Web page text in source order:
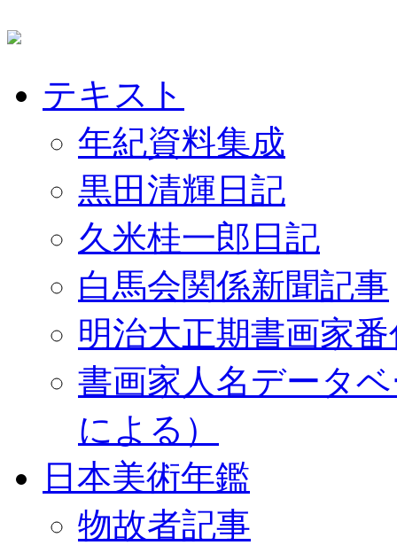
テキスト
年紀資料集成
黒田清輝日記
久米桂一郎日記
白馬会関係新聞記事
明治大正期書画家
書画家人名データ
による）
日本美術年鑑
物故者記事